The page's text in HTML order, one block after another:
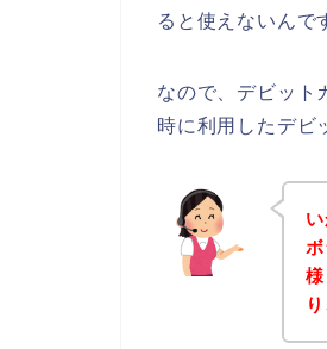
ると使えないんで
なので、デビット
時に利用したデビ